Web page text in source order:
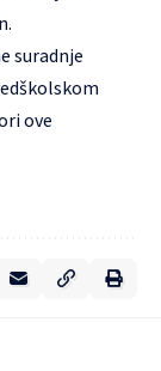
suradnje
ove